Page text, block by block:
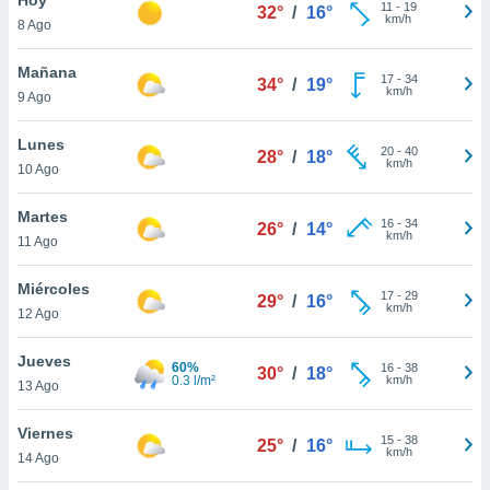
en
más
nuestra
de
cookies
aceptar
8 Ago
32° / 16° 11 - 19
km/h
Mañana
9 Ago
34° / 19° 17- 34
km/h
Lunes
10 Ago
28° / 18° 20- 40
km/h
Martes
11 Ago
26° / 14° 16- 34
km/h
Miércoles
12 Ago
29° / 16° 17- 29
km/h
Jueves
13 Ago
60%
0.3 l/m²
30° / 18° 16- 38
km/h
Viernes
14 Ago
25° / 16° 15- 38
km/h